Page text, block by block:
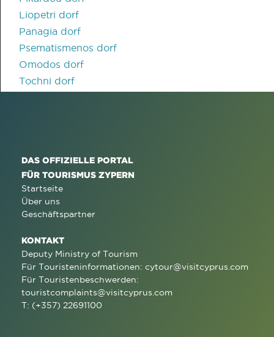
Liopetri dorf
Panagia dorf
Psematismenos dorf
Omodos dorf
Tochni dorf
DAS OFFIZIELLE PORTAL
FÜR TOURISMUS ZYPERN
Startseite
Über uns
Geschäftspartner
KONTAKT
Deputy Ministry of Tourism
Für Touristeninformationen: cytour@visitcyprus.com
Für Touristenbeschwerden:
touristcomplaints@visitcyprus.com
T: (+357) 22691100